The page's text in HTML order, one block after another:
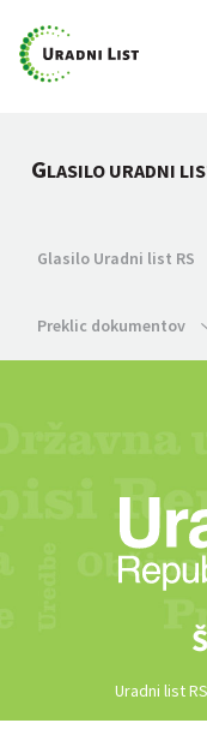
GLASILO URADNI
Glasilo Uradni list RS
Preklic dokumentov
Uradni list